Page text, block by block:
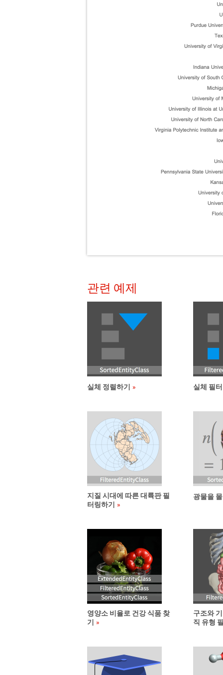
관련 예제
실체 정렬하기 실체 필
지질 시대에 따른 대륙판 필
터링하기
광물을
영양소 비율로 건강 식품 찾
기
구조와
직 유형